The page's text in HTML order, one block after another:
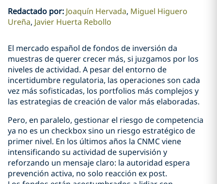
Redactado por: Joaquín Hervada Miguel Higuero
Ureña Javier Huerta Rebollo
El mercado español de fondos de inversión da
muestras de querer crecer más, si juzgamos por los
niveles de actividad. A pesar del entorno de
incertidumbre regulatoria, las operaciones son cada
vez más sofisticadas, los portfolios más complejos y
las estrategias de creación de valor más elaboradas.
Pero, en paralelo, gestionar el riesgo de competencia
ya no es un checkbox sino un riesgo estratégico de
primer nivel. En los últimos años la CNMC viene
intensificando su actividad de supervisión y
reforzando un mensaje claro: la autoridad espera
prevención activa, no solo reacción ex post.